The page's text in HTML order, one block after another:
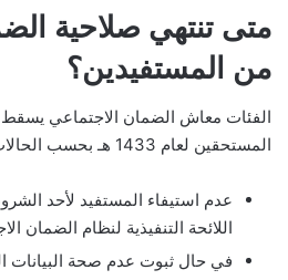
متى تنتهي صلاحية
من المستفيدين؟
الفئات معاش الضمان الاجتماعي
المستحقين لعام 1433 هـ بحسب الحالات الآتية:
عدم استيفاء المستفيد لأحد
اللائحة التنفيذية لنظام الضمان
في حال ثبوت عدم صحة البيانات